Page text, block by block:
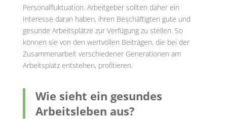
Personalfluktuation. Arbeitgeber sollten daher ein
Interesse daran haben, ihren Beschäftigten gute und
gesunde Arbeitsplätze zur Verfügung zu stellen. So
können sie von den wertvollen Beiträgen, die bei der
Zusammenarbeit verschiedener Generationen am
Arbeitsplatz entstehen, profitieren.
Wie sieht ein gesundes
Arbeitsleben aus?